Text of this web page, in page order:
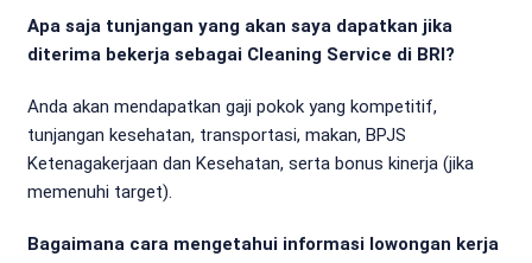
Apa saja tunjangan yang akan saya dapatkan jika
diterima bekerja sebagai Cleaning Service di BRI?
Anda akan mendapatkan gaji pokok yang kompetitif,
tunjangan kesehatan, transportasi, makan, BPJS
Ketenagakerjaan dan Kesehatan, serta bonus kinerja (jika
memenuhi target).
Bagaimana cara mengetahui informasi lowongan kerja